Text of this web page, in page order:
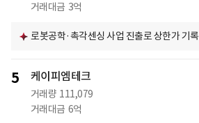
거래대금 3억
로봇공학·촉각센싱 사업 진출로 상한가 기록
5 케이피엠테크
거래량 111,079
거래대금 6억